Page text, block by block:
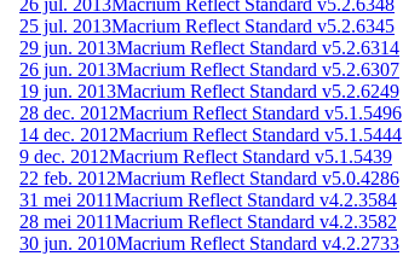
26 jul. 2013Macrium Reflect Standard v5.2.6348
25 jul. 2013Macrium Reflect Standard v5.2.6345
29 jun. 2013Macrium Reflect Standard v5.2.6314
26 jun. 2013Macrium Reflect Standard v5.2.6307
19 jun. 2013Macrium Reflect Standard v5.2.6249
28 dec. 2012Macrium Reflect Standard v5.1.5496
14 dec. 2012Macrium Reflect Standard v5.1.5444
9 dec. 2012Macrium Reflect Standard v5.1.5439
22 feb. 2012Macrium Reflect Standard v5.0.4286
31 mei 2011Macrium Reflect Standard v4.2.3584
28 mei 2011Macrium Reflect Standard v4.2.3582
30 jun. 2010Macrium Reflect Standard v4.2.2733